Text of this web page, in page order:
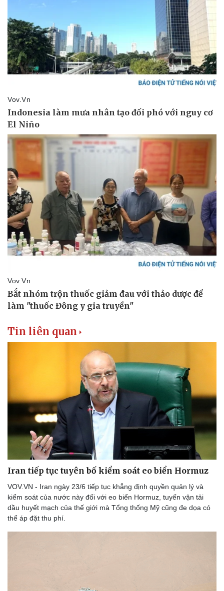
Thể thao
Bóng đá
Lịch thi đấu bóng đá
Thế giới thể thao
eSports
Ô tô - Xe máy
Xe máy
Tư vấn
Tin liên quan
Iran tiếp tục tuyên bố kiểm soát eo biển Hormuz
VOV.VN - Iran ngày 23/6 tiếp tục khẳng định quyền quản lý và
kiểm soát của nước này đối với eo biển Hormuz, tuyến vận tải
dầu huyết mạch của thế giới mà Tổng thống Mỹ cũng đe dọa có
thể áp đặt thu phí.